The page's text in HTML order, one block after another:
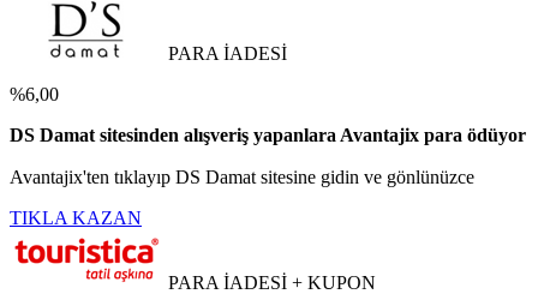
PARA İADESİ
%6,00
DS Damat sitesinden alışveriş yapanlara Avantajix para ödüyor
Avantajix'ten tıklayıp DS Damat sitesine gidin ve gönlünüzce
TIKLA KAZAN
PARA İADESİ + KUPON